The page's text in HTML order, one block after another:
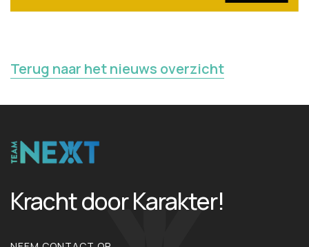
Terug naar het nieuws overzicht
Kracht door Karakter!